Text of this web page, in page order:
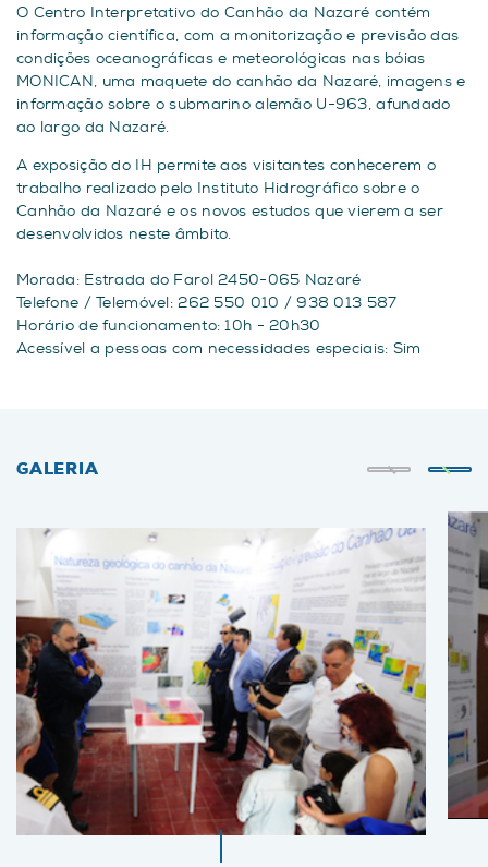
O Centro Interpretativo do Canhão da Nazaré contém
informação científica, com a monitorização e previsão das
condições oceanográficas e meteorológicas nas bóias
MONICAN, uma maquete do canhão da Nazaré, imagens e
informação sobre o submarino alemão U-963, afundado
ao largo da Nazaré.
A exposição do IH permite aos visitantes conhecerem o
trabalho realizado pelo Instituto Hidrográfico sobre o
Canhão da Nazaré e os novos estudos que vierem a ser
desenvolvidos neste âmbito.
Morada: Estrada do Farol 2450-065 Nazaré
Telefone / Telemóvel: 262 550 010 / 938 013 587
Horário de funcionamento: 10h - 20h30
Acessível a pessoas com necessidades especiais: Sim
GALERIA